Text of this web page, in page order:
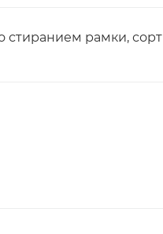
стиранием рамки,